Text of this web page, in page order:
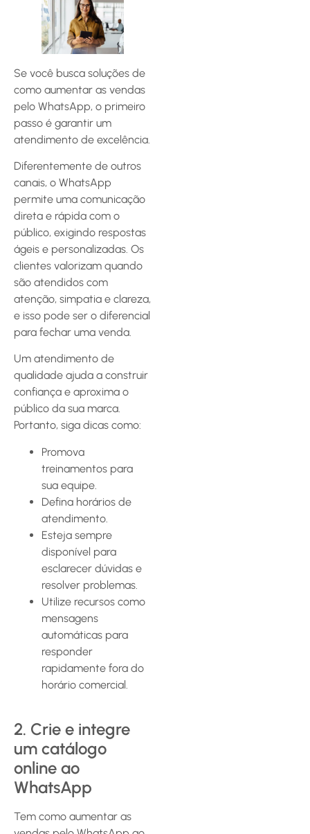
Se você busca soluções de
como aumentar as vendas
pelo WhatsApp, o primeiro
passo é garantir um
atendimento de excelência.
Diferentemente de outros
canais, o WhatsApp
permite uma comunicação
direta e rápida com o
público, exigindo respostas
ágeis e personalizadas. Os
clientes valorizam quando
são atendidos com
atenção, simpatia e clareza,
e isso pode ser o diferencial
para fechar uma venda.
Um atendimento de
qualidade ajuda a construir
confiança e aproxima o
público da sua marca.
Portanto, siga dicas como:
Promova
treinamentos para
sua equipe.
Defina horários de
atendimento.
Esteja sempre
disponível para
esclarecer dúvidas e
resolver problemas.
Utilize recursos como
mensagens
automáticas para
responder
rapidamente fora do
horário comercial.
2. Crie e integre
um catálogo
online ao
WhatsApp
Tem como aumentar as